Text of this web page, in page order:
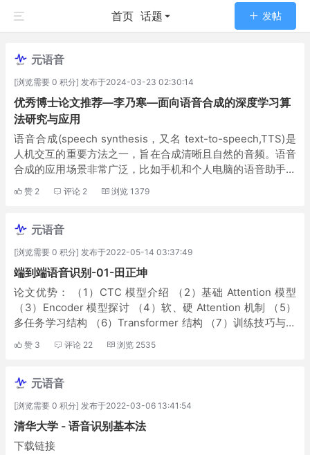
首页 话题 发帖
元语音
[浏览需要 0 积分] 发布于2024-03-23 02:30:14
优秀博士论文推荐—李乃寒—面向语音合成的深度学习算
法研究与应用
语音合成(speech synthesis，又名 text-to-speech,TTS)是
人机交互的重要方法之一，旨在合成清晰且自然的音频。语音
合成的应用场景非常广泛，比如手机和个人电脑的语音助手、
同声传译的语音输出环节、车载导航播报、新闻朗读等等。通
过语...
赞 2 评论 2 浏览 1379
元语音
[浏览需要 0 积分] 发布于2022-05-14 03:37:49
端到端语音识别-01-田正坤
论文优势： （1）CTC 模型介绍 （2）基础 Attention 模型
（3）Encoder 模型探讨 （4）软、硬 Attention 机制 （5）
多任务学习结构 （6）Transformer 结构 （7）训练技巧与个
人思考 论文下载链接：
赞 3 评论 22 浏览 2535
元语音
[浏览需要 0 积分] 发布于2022-03-06 13:41:54
清华大学 - 语音识别基本法
下载链接